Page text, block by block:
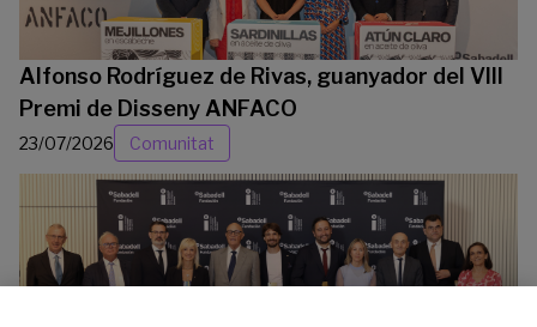
Alfonso Rodríguez de Rivas, guanyador del VIII
Premi de Disseny ANFACO
23/07/2026 Comunitat